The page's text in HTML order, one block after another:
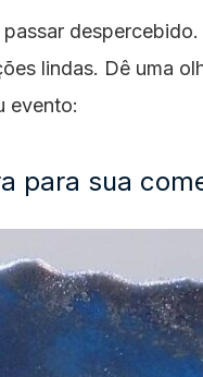
lindas. Dê uma
evento:
para sua